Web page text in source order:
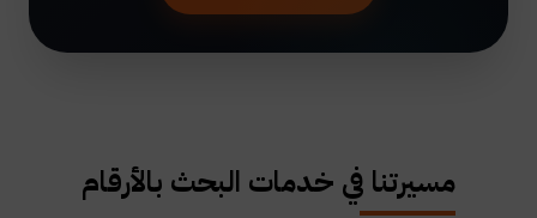
مسيرتنا في خدمات البحث بالأرقام